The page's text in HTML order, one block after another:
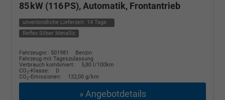
85 kW (116 PS), Automatik, Frontantrieb
unverbindliche Lieferzeit: 14 Tage
Reflex Silber Metallic
Fahrzeugnr.: 501981
Benzin
Fahrzeug mit Tageszulassung
Verbrauch kombiniert:
5,80 l/100km
CO2-Klasse:
D
CO2-Emissionen: 132,00 g/km
» Angebotdetails